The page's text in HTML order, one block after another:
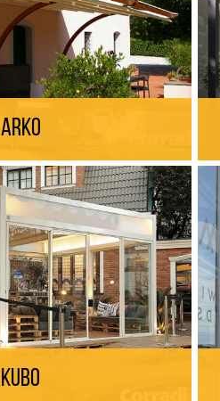
Arko
Kubo